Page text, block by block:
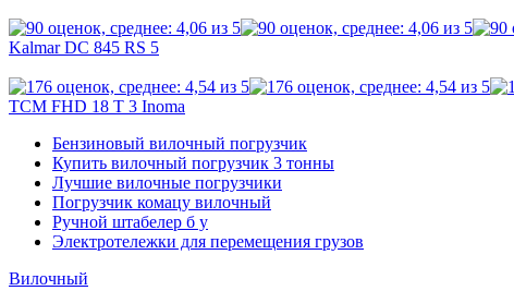
Kalmar DC 845 RS 5
TCM FHD 18 T 3 Inoma
Бензиновый вилочный погрузчик
Купить вилочный погрузчик 3 тонны
Лучшие вилочные погрузчики
Погрузчик комацу вилочный
Ручной штабелер б у
Электротележки для перемещения грузов
Вилочный